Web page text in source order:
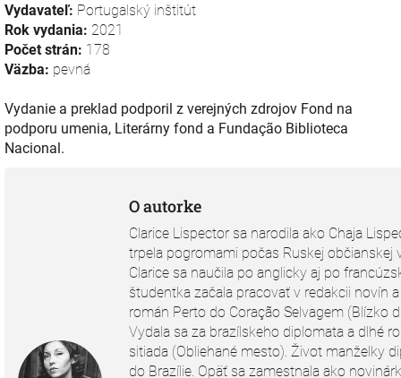
Vydavateľ: Portugalský inštitút
Rok vydania: 2021
Počet strán: 178
Väzba: pevná
Vydanie a preklad podporil z verejných zdrojov Fond na
podporu umenia, Literárny fond a Fundação Biblioteca
Nacional.
O autorke
Clarice Lispector sa narodila ako Chaja
trpela pogromami počas Ruskej občianskej
Clarice sa naučila po anglicky aj po
študentka začala pracovať v redakcii novín
román Perto do Coração Selvagem (Blízko
Vydala sa za brazílskeho diplomata a dlhé
sitiada (Obliehané mesto). Život manželky
do Brazílie. Opäť sa zamestnala ako